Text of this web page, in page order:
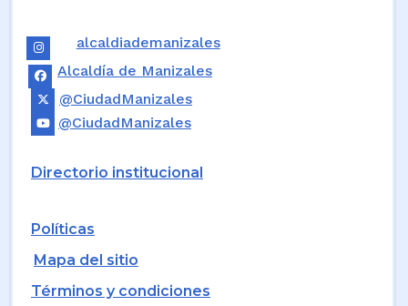
alcaldiademanizales
Alcaldía de Manizales
@CiudadManizales
@CiudadManizales
Directorio institucional
Políticas
Mapa del sitio
Términos y condiciones